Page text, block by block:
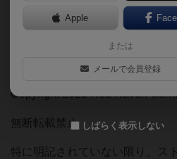
ストーリーブック
Copyright 2025 Red Raven
無断転載禁止
特に明記されていない限り、ス
Apple
または
メールで会員登録
しばらく表示しない